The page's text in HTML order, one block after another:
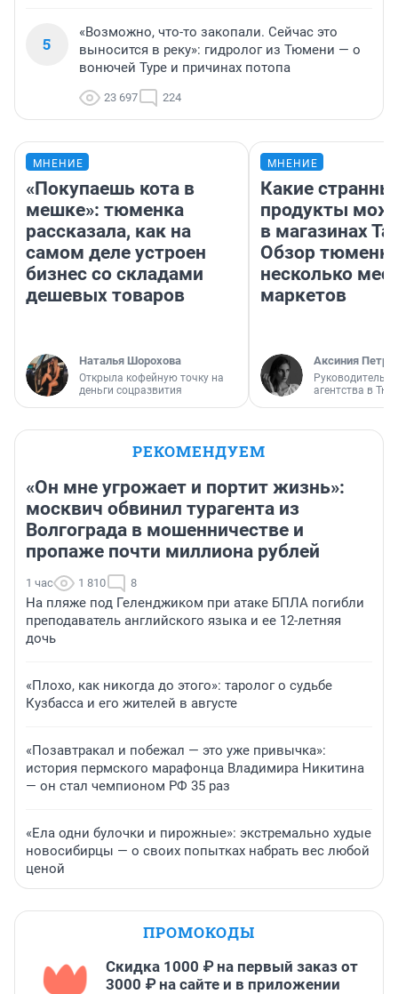
5
«Возможно, что-то закопали. Сейчас это
выносится в реку»: гидролог из Тюмени — о
вонючей Туре и причинах потопа
23 697 224
МНЕНИЕ
«Покупаешь кота в
мешке»: тюменка
рассказала, как на
самом деле устроен
бизнес со складами
дешевых товаров
Наталья Шорохова
Открыла кофейную точку на
деньги соцразвития
МНЕНИЕ
Какие
продукты
в магазинах
Обзор
несколько
маркетов
Аксиния
Руководитель
агентства в
РЕКОМЕНДУЕМ
«Он мне угрожает и портит жизнь»:
москвич обвинил турагента из
Волгограда в мошенничестве и
пропаже почти миллиона рублей
1 час 1 810 8
На пляже под Геленджиком при атаке БПЛА погибли
преподаватель английского языка и ее 12-летняя
дочь
«Плохо, как никогда до этого»: таролог о судьбе
Кузбасса и его жителей в августе
«Позавтракал и побежал — это уже привычка»:
история пермского марафонца Владимира Никитина
— он стал чемпионом РФ 35 раз
«Ела одни булочки и пирожные»: экстремально худые
новосибирцы — о своих попытках набрать вес любой
ценой
ПРОМОКОДЫ
Скидка 1000 ₽ на первый заказ от
3000 ₽ на сайте и в приложении